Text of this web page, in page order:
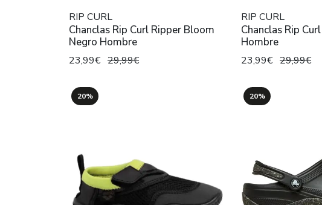
RIP CURL
Chanclas Rip Curl Ripper Bloom
Negro Hombre
23,99€ 29,99€
RIP CURL
Chanclas Rip
Hombre
23,99€ 29,99€
20% 20%